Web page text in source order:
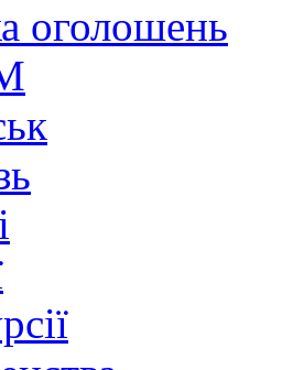
оголошень